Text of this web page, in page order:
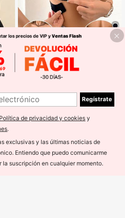
Ahorro de S/0.61
Sujetador sin costuras y sin aros pa
ra mujer, sexy con laterales antidesl
izantes, almohadillas extraíbles y e
idad todo el día
400+ vendidos
1
Regístrate
Política de privacidad y cookies y
.
exclusivas y las últimas noticias de
Entiendo que puedo comunicarme
la suscripción en cualquier momento.